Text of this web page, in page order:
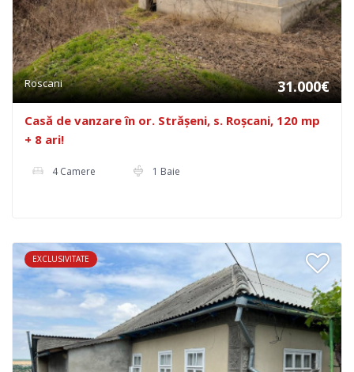
Roscani 31.000€
Casă de vanzare în or. Strășeni, s. Roșcani, 120 mp
+ 8 ari!
4 Camere 1 Baie
EXCLUSIVITATE